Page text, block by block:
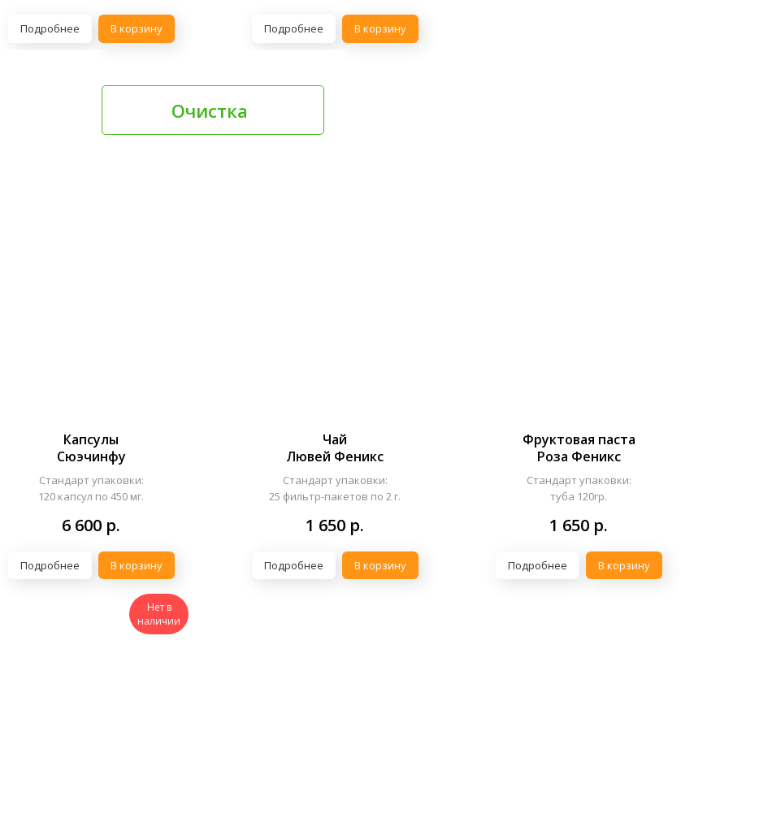
Подробнее В корзину Подробнее В корзину
Очистка
Капсулы
Сюэчинфу
Стандарт упаковки:
120 капсул по 450 мг.
6 600 р.
Подробнее В корзину
Чай
Лювей Феникс
Стандарт упаковки:
25 фильтр-пакетов по 2 г.
1 650 р.
Подробнее В корзину
Фруктовая паста
Роза Феникс
Стандарт упаковки:
туба 120гр.
1 650 р.
Подробнее В корзину
Нет в
наличии